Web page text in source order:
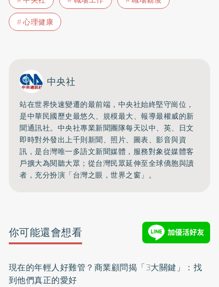
心理健康
中央社
站在世界快速變遷的最前端，中央社始終堅守崗位，
是中華民國歷史最悠久、規模最大、報導最權威的新
聞通訊社。中央社專業新聞團隊每天以中、英、日文
即時對外發出上千則新聞、照片、圖表、影音與資
訊，是台灣唯一多語文新聞媒體，服務對象從媒體客
戶擴大為閱聽大眾；從台灣民眾延伸至全球僑胞與讀
者，充分扮演「台灣之眼，世界之窗」。
你可能還會想看
現在的年輕人好難管？商業顧問揭「3大關鍵」：找
到他們真正的愛好